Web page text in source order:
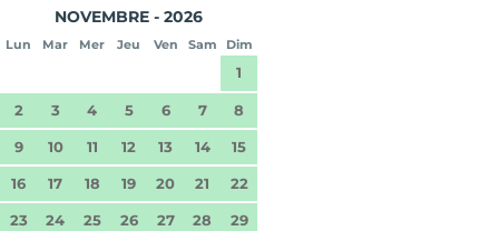
NOVEMBRE - 2026
Lun Mar Mer Jeu Ven Sam Dim
1
2 3 4 5 6 7 8
9 10 11 12 13 14 15
16 17 18 19 20 21 22
23 24 25 26 27 28 29